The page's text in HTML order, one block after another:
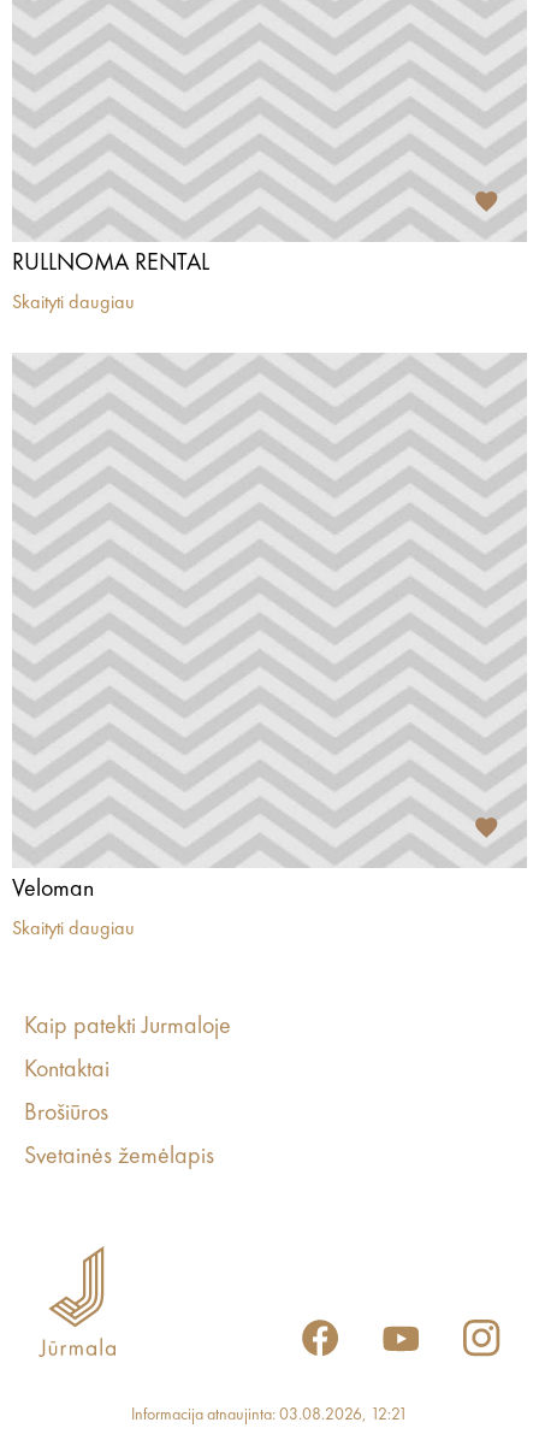
RULLNOMA RENTAL
Skaityti daugiau
Veloman
Skaityti daugiau
Kaip patekti Jurmaloje
Kontaktai
Brošiūros
Svetainės žemėlapis
Informacija atnaujinta: 03.08.2026, 12:21